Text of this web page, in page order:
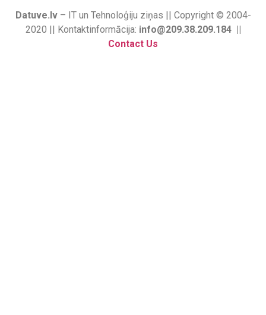
Datuve.lv– IT un Tehnoloģiju ziņas || Copyright © 2004-
2020 || Kontaktinformācija: info@209.38.209.184 ||
Contact Us